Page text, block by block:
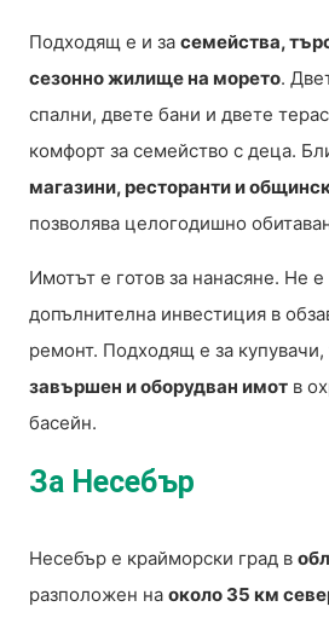
Подходящ е и за семейства,
сезонно жилище на морето.
спални, двете бани и двете
комфорт за семейство с деца.
магазини, ресторанти и
позволява целогодишно
Имотът е готов за нанасяне. Не
допълнителна инвестиция в
ремонт. Подходящ е за
завършен и оборудван имот в
басейн.
За Несебър
Несебър е крайморски град в
разположен на около 35 км